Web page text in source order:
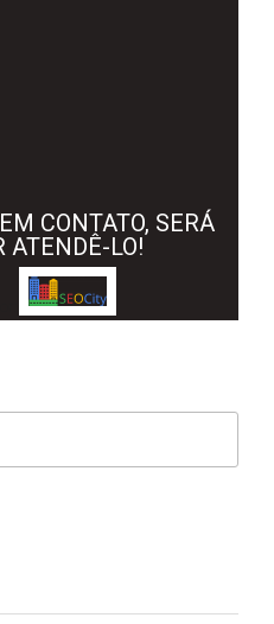
CONTATO, SERÁ
ATENDÊ-LO!